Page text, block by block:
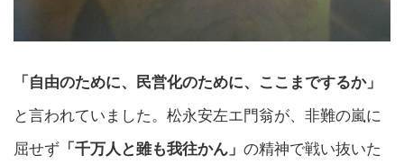
「自由のために、民営化のために、ここまでするか」
と言われていました。松永安左エ門翁が、非難の嵐に
屈せず 「千万人と雖も我往かん」 の精神で戦い抜いた